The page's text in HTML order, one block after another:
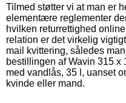
Tilmed støtter vi at man er
elementære reglementer
hvilken returrettighed
relation er det virkelig
mail kvittering, således
bestillingen af Wavin 315 x
med vandlås, 35 l, uanset
kvinde eller mand.